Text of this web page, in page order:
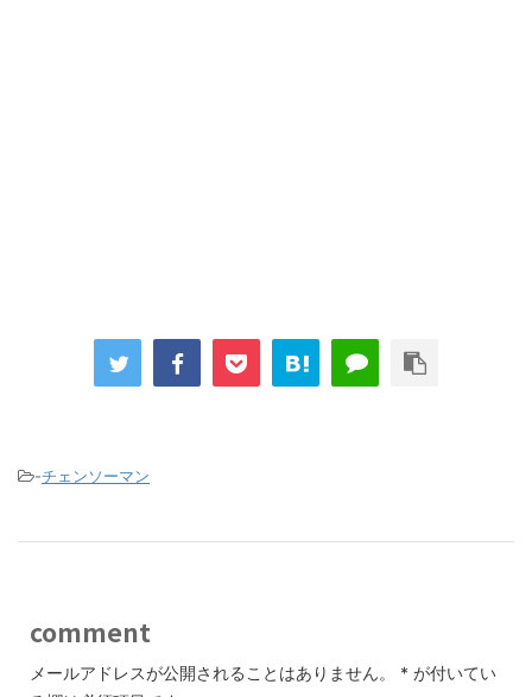
-チェンソーマン
comment
メールアドレスが公開されることはありません。 * が付いてい